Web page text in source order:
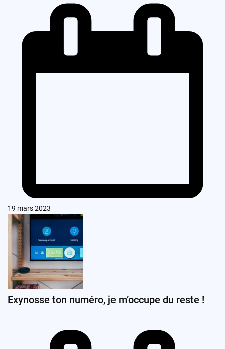
19 mars 2023
Exynosse ton numéro, je m’occupe du reste !